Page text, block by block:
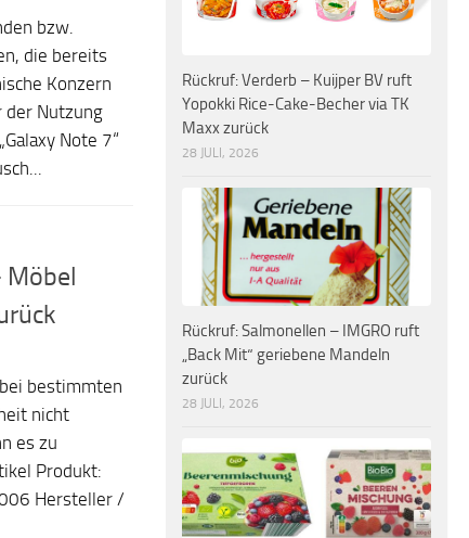
bzw.
die bereits
Konzern
der Nutzung
Note 7“
Möbel
bestimmten
nicht
es zu
Produkt:
Hersteller /
Rückruf: Verderb – Kuijper BV ruft
Yopokki Rice-Cake-Becher via TK
Maxx zurück
28 JULI, 2026
Rückruf: Salmonellen – IMGRO ruft
„Back Mit“ geriebene Mandeln
zurück
28 JULI, 2026